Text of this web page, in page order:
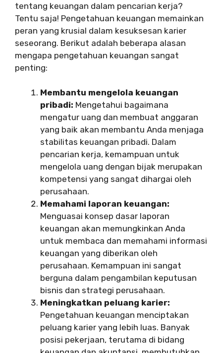
tentang keuangan dalam pencarian kerja?
Tentu saja! Pengetahuan keuangan memainkan
peran yang krusial dalam kesuksesan karier
seseorang. Berikut adalah beberapa alasan
mengapa pengetahuan keuangan sangat
penting:
Membantu mengelola keuangan
pribadi: Mengetahui bagaimana
mengatur uang dan membuat anggaran
yang baik akan membantu Anda menjaga
stabilitas keuangan pribadi. Dalam
pencarian kerja, kemampuan untuk
mengelola uang dengan bijak merupakan
kompetensi yang sangat dihargai oleh
perusahaan.
Memahami laporan keuangan:
Menguasai konsep dasar laporan
keuangan akan memungkinkan Anda
untuk membaca dan memahami informasi
keuangan yang diberikan oleh
perusahaan. Kemampuan ini sangat
berguna dalam pengambilan keputusan
bisnis dan strategi perusahaan.
Meningkatkan peluang karier:
Pengetahuan keuangan menciptakan
peluang karier yang lebih luas. Banyak
posisi pekerjaan, terutama di bidang